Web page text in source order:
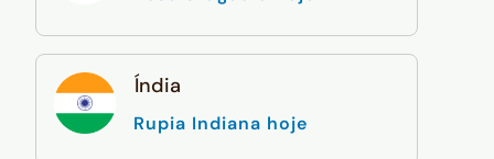
Índia
Rupia Indiana hoje